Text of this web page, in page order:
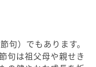
句）でもあります。
句は祖父母や親せき